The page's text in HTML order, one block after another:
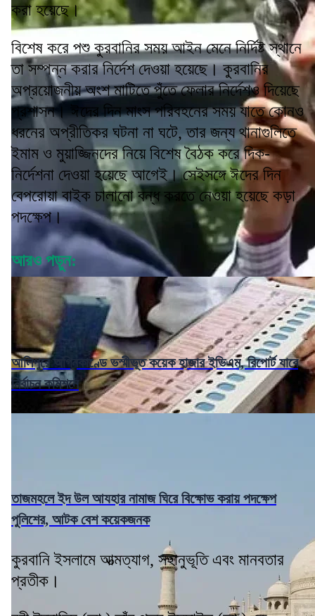
করা হয়েছে।
বিশেষ করে পশু কুরবানির সময় আইন মেনে নির্দিষ্ট স্থানে
তা সম্পন্ন করার নির্দেশ দেওয়া হয়েছে। কুরবানির
অপ্রয়োজনীয় অংশ মাটিতে পুঁতে ফেলার নির্দেশও দিয়েছে
প্রশাসন। ঈদের দিন মাংস পরিবহনের সময় যাতে কোনও
ধরনের অপ্রীতিকর ঘটনা না ঘটে, তার জন্য থানাগুলিতে
ইমাম ও মুয়াজ্জিনদের নিয়ে বিশেষ বৈঠক করে দিক-
নির্দেশনা দেওয়া হয়েছে আগেই। সেইসঙ্গে ঈদের দিন
বেপরোয়া বাইক চালানো বন্ধ করতে নেওয়া হয়েছে কড়া
পদক্ষেপ।
আরও পড়ুন:
আলিপুরে অগ্নিকাণ্ডে ভস্মীভূত কয়েক হাজার ইভিএম, রিপোর্ট যাবে
নির্বাচন কমিশনে
তাজমহলে ইদ উল আযহার নামাজ ঘিরে বিক্ষোভ করায় পদক্ষেপ
পুলিশের, আটক বেশ কয়েকজনক
কুরবানি ইসলামে আত্মত্যাগ, সহানুভূতি এবং মানবতার
প্রতীক।